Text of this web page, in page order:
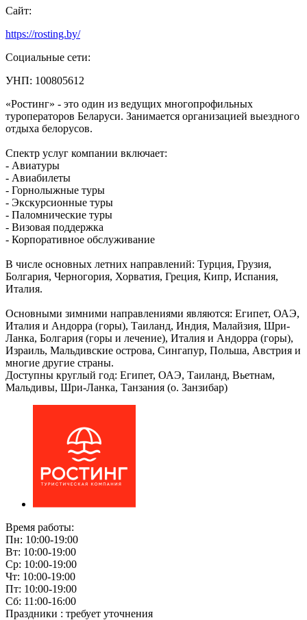
Сайт:
https://rosting.by/
Социальные сети:
УНП: 100805612
«Ростинг» - это один из ведущих многопрофильных
туроператоров Беларуси. Занимается организацией выездного
отдыха белорусов.
Спектр услуг компании включает:
- Авиатуры
- Авиабилеты
- Горнолыжные туры
- Экскурсионные туры
- Паломнические туры
- Визовая поддержка
- Корпоративное обслуживание
В числе основных летних направлений: Турция, Грузия,
Болгария, Черногория, Хорватия, Греция, Кипр, Испания,
Италия.
Основными зимними направлениями являются: Египет, ОАЭ,
Италия и Андорра (горы), Таиланд, Индия, Малайзия, Шри-
Ланка, Болгария (горы и лечение), Италия и Андорра (горы),
Израиль, Мальдивские острова, Сингапур, Польша, Австрия и
многие другие страны.
Доступны круглый год: Египет, ОАЭ, Таиланд, Вьетнам,
Мальдивы, Шри-Ланка, Танзания (о. Занзибар)
Время работы:
Пн: 10:00-19:00
Вт: 10:00-19:00
Ср: 10:00-19:00
Чт: 10:00-19:00
Пт: 10:00-19:00
Сб: 11:00-16:00
Праздники : требует уточнения